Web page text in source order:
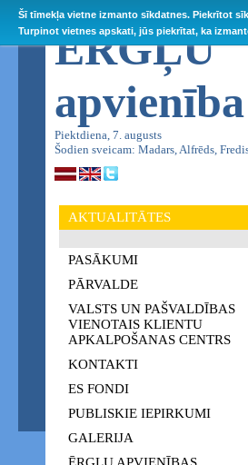
Šī tīmekļa vietne izmanto sīkdatnes. Piekrītot
Turpinot vietnes apskati, jūs piekrītat, ka
ĒRGĻU
apvienība
Piektdiena, 7. augusts
Šodien sveicam: Madars, Alfrēds,
AKTUALITĀTES
PASĀKUMI
PĀRVALDE
VALSTS UN PAŠVALDĪBAS
VIENOTAIS KLIENTU
APKALPOŠANAS CENTRS
KONTAKTI
ES FONDI
PUBLISKIE IEPIRKUMI
GALERIJA